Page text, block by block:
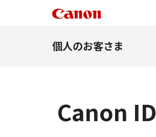
個人のお客さま
Canon ID